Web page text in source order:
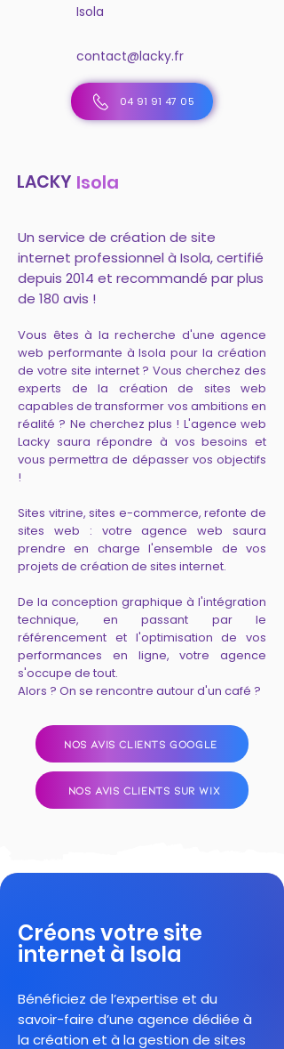
Isola
contact@lacky.fr
04 91 91 47 05
LACKY Isola
Un service de création de site
internet professionnel à Isola, certifié
depuis 2014 et recommandé par plus
de 180 avis !
Vous êtes à la recherche d'une agence
web performante à Isola pour la création
de votre site internet ? Vous cherchez des
experts de la création de sites web
capables de transformer vos ambitions en
réalité ? Ne cherchez plus ! L'agence web
Lacky saura répondre à vos besoins et
vous permettra de dépasser vos objectifs
!
Sites vitrine, sites e-commerce, refonte de
sites web : votre agence web saura
prendre en charge l'ensemble de vos
projets de création de sites internet.
De la conception graphique à l'intégration
technique, en passant par le
référencement et l'optimisation de vos
performances en ligne, votre agence
s'occupe de tout.
Alors ? On se rencontre autour d'un café ?
NOS AVIS CLIENTS GOOGLE
NOS AVIS CLIENTS SUR WIX
Créons votre site
internet à Isola
Bénéficiez de l’expertise et du
savoir-faire d’une agence dédiée à
la création et à la gestion de sites